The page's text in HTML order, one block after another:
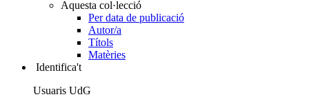
Aquesta col·lecció
Per data de publicació
Autor/a
Títols
Matèries
Identifica't
Usuaris UdG